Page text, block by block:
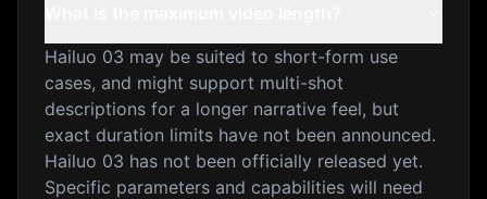
Hailuo 03 may be suited to short-form use
cases, and might support multi-shot
descriptions for a longer narrative feel, but
exact duration limits have not been announced.
Hailuo 03 has not been officially released yet.
Specific parameters and capabilities will need